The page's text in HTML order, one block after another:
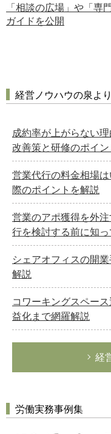
「相談の広場」や「専
ガイドを公開
経営ノウハウの泉よ
成約率が上がらない
改善策と研修のポイ
営業代行の料金相場
際のポイントを解説
営業のアポ獲得を外
行を検討する前に知
シェアオフィスの開
解説
コワーキングスペー
益化まで網羅解説
経
労働実務事例集